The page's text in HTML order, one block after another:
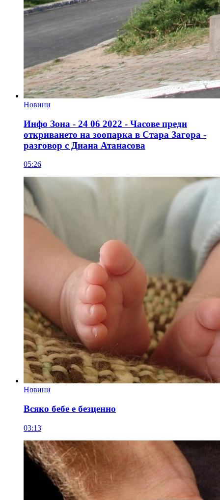
Новини
Инфо Зона - 24 06 2022 - Часове преди
откриването на зоопарка в Стара Загора -
разговор с Диана Атанасова
05:26
Новини
Всяко бебе е безценно
03:13